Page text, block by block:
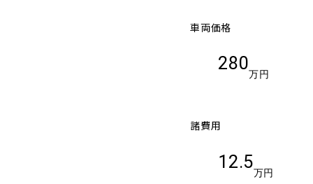
車両価格
280
万円
諸費用
12.5
万円